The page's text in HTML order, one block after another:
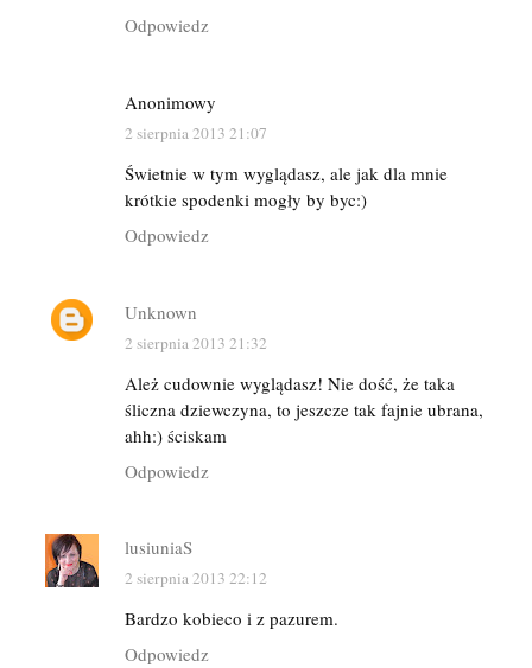
Odpowiedz
Anonimowy
2 sierpnia 2013 21:07
Świetnie w tym wyglądasz, ale jak dla mnie
krótkie spodenki mogły by byc:)
Odpowiedz
Unknown
2 sierpnia 2013 21:32
Ależ cudownie wyglądasz! Nie dość, że taka
śliczna dziewczyna, to jeszcze tak fajnie ubrana,
ahh:) ściskam
Odpowiedz
lusiuniaS
2 sierpnia 2013 22:12
Bardzo kobieco i z pazurem.
Odpowiedz